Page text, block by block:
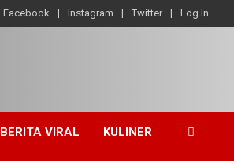
Facebook Instagram Twitter Log In
BERITA VIRAL KULINER